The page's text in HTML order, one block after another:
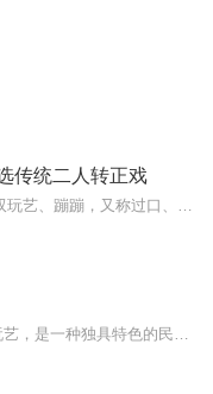
传统二人转正戏